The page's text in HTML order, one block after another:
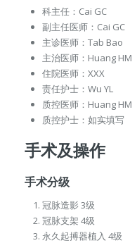
科主任：Cai GC
副主任医师：Cai GC
主诊医师：Tab Bao
主治医师：Huang HM
住院医师：XXX
责任护士：Wu YL
质控医师：Huang HM
质控护士：如实填写
手术及操作
手术分级
冠脉造影 3级
冠脉支架 4级
永久起搏器植入 4级